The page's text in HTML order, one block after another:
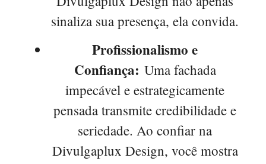
sinaliza sua presença, ela convida.
Profissionalismo e
Confiança: Uma fachada
impecável e estrategicamente
pensada transmite credibilidade e
seriedade. Ao confiar na
Divulgaplux Design, você mostra